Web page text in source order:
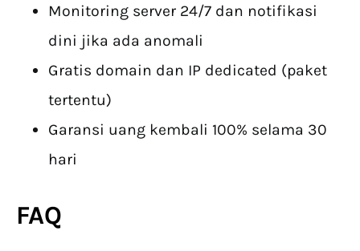
Monitoring server 24/7 dan notifikasi
dini jika ada anomali
Gratis domain dan IP dedicated (paket
tertentu)
Garansi uang kembali 100% selama 30
hari
FAQ